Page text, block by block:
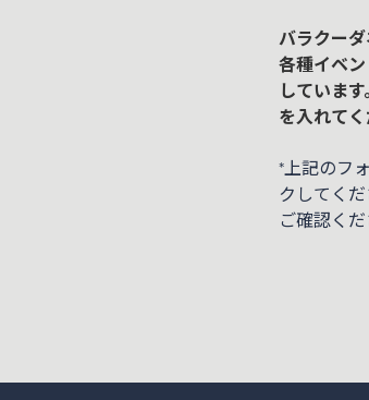
バラクー
各種イベ
していま
を入れてく
*上記のフ
クしてく
ご確認くだ